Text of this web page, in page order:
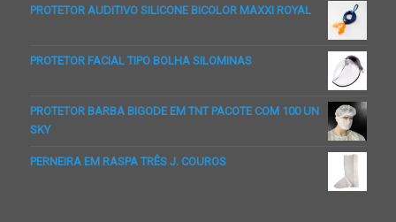
PROTETOR AUDITIVO SILICONE BICOLOR MAXXI ROYAL
PROTETOR FACIAL TIPO BOLHA SILOMINAS
PROTETOR BARBA BIGODE EM TNT PACOTE COM 100 UN
SKY
PERNEIRA EM RASPA TRÊS J. COUROS